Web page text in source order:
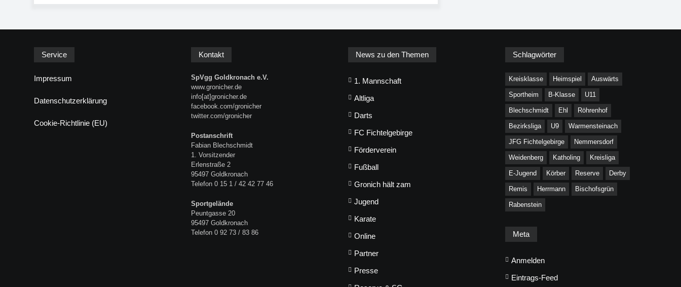
Service
Impressum
Datenschutzerklärung
Cookie-Richtlinie (EU)
Kontakt
SpVgg Goldkronach e.V.
www.gronicher.de
info[at]gronicher.de
facebook.com/gronicher
twitter.com/gronicher
Postanschrift
Fabian Blechschmidt
1. Vorsitzender
Erlenstraße 2
95497 Goldkronach
Telefon 0 15 1 / 42 42 77 46
Sportgelände
Peuntgasse 20
95497 Goldkronach
Telefon 0 92 73 / 83 86
News zu den Themen
1. Mannschaft
Altliga
Darts
FC Fichtelgebirge
Förderverein
Fußball
Gronich hält zam
Jugend
Karate
Online
Partner
Presse
Schlagwörter
Kreisklasse Heimspiel Auswärts
Sportheim B-Klasse U11
Blechschmidt Ehl Röhrenhof
Bezirksliga U9 Warmensteinach
JFG Fichtelgebirge Nemmersdorf
Weidenberg Katholing Kreisliga
E-Jugend Körber Reserve Derby
Remis Herrmann Bischofsgrün
Rabenstein
Meta
Anmelden
Eintrags-Feed